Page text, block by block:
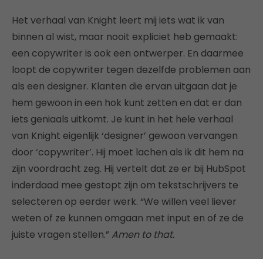
Het verhaal van Knight leert mij iets wat ik van
binnen al wist, maar nooit expliciet heb gemaakt:
een copywriter is ook een ontwerper. En daarmee
loopt de copywriter tegen dezelfde problemen aan
als een designer. Klanten die ervan uitgaan dat je
hem gewoon in een hok kunt zetten en dat er dan
iets geniaals uitkomt. Je kunt in het hele verhaal
van Knight eigenlijk ‘designer’ gewoon vervangen
door ‘copywriter’. Hij moet lachen als ik dit hem na
zijn voordracht zeg. Hij vertelt dat ze er bij HubSpot
inderdaad mee gestopt zijn om tekstschrijvers te
selecteren op eerder werk. “We willen veel liever
weten of ze kunnen omgaan met input en of ze de
juiste vragen stellen.” Amen to that.